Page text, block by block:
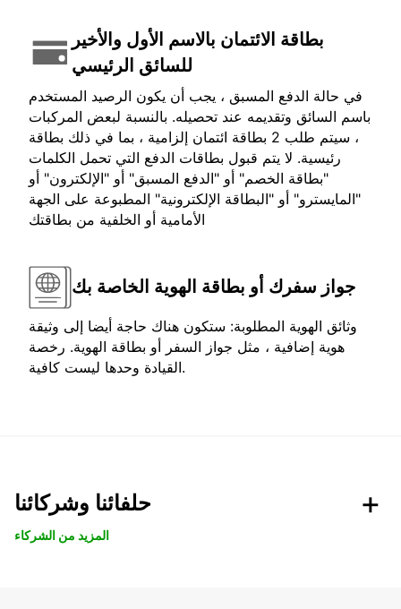
بطاقة الائتمان بالاسم الأول والأخير
للسائق الرئيسي
في حالة الدفع المسبق ، يجب أن يكون الرصيد المستخدم
باسم السائق وتقديمه عند تحصيله. بالنسبة لبعض المركبات
، سيتم طلب 2 بطاقة ائتمان إلزامية ، بما في ذلك بطاقة
رئيسية. لا يتم قبول بطاقات الدفع التي تحمل الكلمات
"بطاقة الخصم" أو "الدفع المسبق" أو "الإلكترون" أو
"المايسترو" أو "البطاقة الإلكترونية" المطبوعة على الجهة
الأمامية أو الخلفية من بطاقتك
جواز سفرك أو بطاقة الهوية الخاصة بك
وثائق الهوية المطلوبة: ستكون هناك حاجة أيضا إلى وثيقة
هوية إضافية ، مثل جواز السفر أو بطاقة الهوية. رخصة
القيادة وحدها ليست كافية.
حلفائنا وشركائنا
المزيد من الشركاء